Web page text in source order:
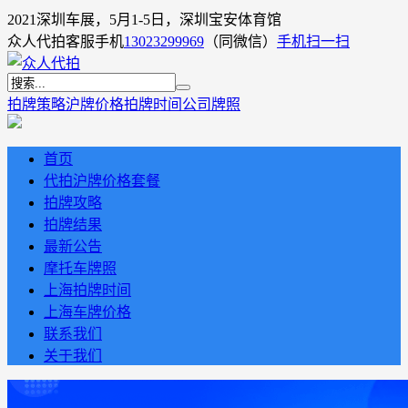
2021深圳车展，5月1-5日，深圳宝安体育馆
众人代拍客服手机13023299969 （同微信） 手机扫一扫
拍牌策略沪牌价格拍牌时间 公司牌照
首页
代拍沪牌价格套餐
拍牌攻略
拍牌结果
最新公告
摩托车牌照
上海拍牌时间
上海车牌价格
联系我们
关于我们